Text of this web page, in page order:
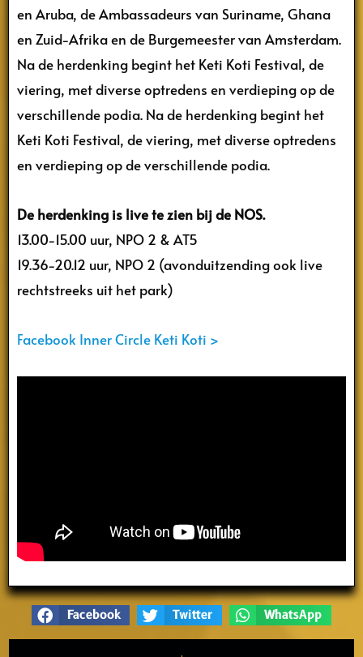
en Aruba, de Ambassadeurs van Suriname, Ghana
en Zuid-Afrika en de Burgemeester van Amsterdam.
Na de herdenking begint het Keti Koti Festival, de
viering, met diverse optredens en verdieping op de
verschillende podia. Na de herdenking begint het
Keti Koti Festival, de viering, met diverse optredens
en verdieping op de verschillende podia.
De herdenking is live te zien bij de NOS.
13.00-15.00 uur, NPO 2 & AT5
19.36-20.12 uur, NPO 2 (avonduitzending ook live
rechtstreeks uit het park)
Facebook Inner Circle Keti Koti >
Facebook Twitter WhatsApp